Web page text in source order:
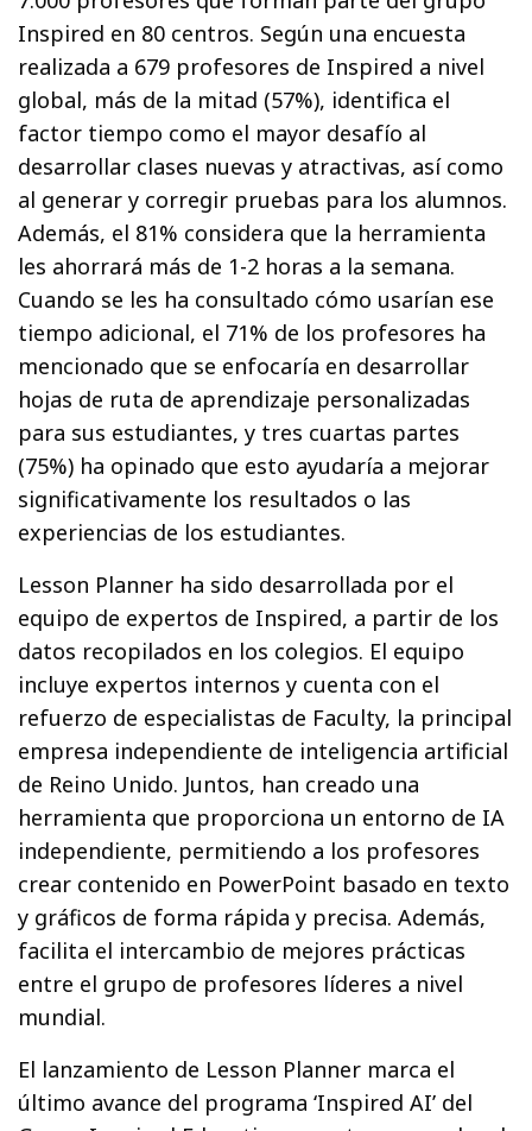
Inspired en 80 centros. Según una encuesta
realizada a 679 profesores de Inspired a nivel
global, más de la mitad (57%), identifica el
factor tiempo como el mayor desafío al
desarrollar clases nuevas y atractivas, así como
al generar y corregir pruebas para los alumnos.
Además, el 81% considera que la herramienta
les ahorrará más de 1-2 horas a la semana.
Cuando se les ha consultado cómo usarían ese
tiempo adicional, el 71% de los profesores ha
mencionado que se enfocaría en desarrollar
hojas de ruta de aprendizaje personalizadas
para sus estudiantes, y tres cuartas partes
(75%) ha opinado que esto ayudaría a mejorar
significativamente los resultados o las
experiencias de los estudiantes.
Lesson Planner ha sido desarrollada por el
equipo de expertos de Inspired, a partir de los
datos recopilados en los colegios. El equipo
incluye expertos internos y cuenta con el
refuerzo de especialistas de Faculty, la principal
empresa independiente de inteligencia artificial
de Reino Unido. Juntos, han creado una
herramienta que proporciona un entorno de IA
independiente, permitiendo a los profesores
crear contenido en PowerPoint basado en texto
y gráficos de forma rápida y precisa. Además,
facilita el intercambio de mejores prácticas
entre el grupo de profesores líderes a nivel
mundial.
El lanzamiento de Lesson Planner marca el
último avance del programa ‘Inspired AI’ del